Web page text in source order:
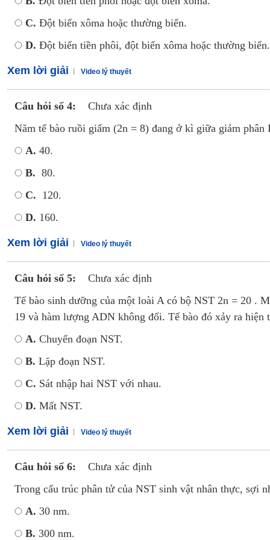
C. Đột biến xôma hoặc thường biến.
D. Đột biến tiền phôi, đột biến xôma hoặc thường biến.
Xem lời giải Video lý thuyết
Câu hỏi số 4:
Chưa xác định
Năm tế bào ruồi giấm (2n = 8) đang ở kì giữa giảm
A. 40.
B. 80.
C. 120.
D. 160.
Xem lời giải Video lý thuyết
Câu hỏi số 5:
Chưa xác định
Tế bào sinh dưỡng của một loài A có bộ NST 2n = 20 .
19 và hàm lượng ADN không đổi. Tế bào đó xảy ra hiện
A. Chuyển đoạn NST.
B. Lặp đoạn NST.
C. Sát nhập hai NST với nhau.
D. Mất NST.
Xem lời giải Video lý thuyết
Câu hỏi số 6:
Chưa xác định
Trong cấu trúc phân tử của NST sinh vật nhân thực, sợi
A. 30 nm.
B. 300 nm.